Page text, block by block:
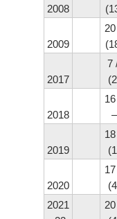
2008
2009
2017
7
2018
–
2019
2020
2021